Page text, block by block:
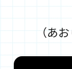
（あ